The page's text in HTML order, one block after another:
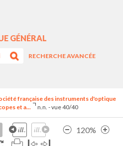
GÉNÉRAL
RECHERCHE AVANCÉE
française des instruments d'optique
et a...
n.n. - vue 40/40
120%